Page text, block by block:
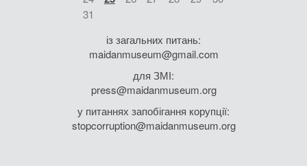
31
із загальних питань:
maidanmuseum@gmail.com
для ЗМІ:
press@maidanmuseum.org
у питаннях запобігання корупції:
stopcorruption@maidanmuseum.org